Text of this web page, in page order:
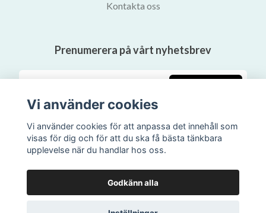
Kontakta oss
Prenumerera på vårt nyhetsbrev
Vi använder cookies
Vi använder cookies för att anpassa det innehåll som
visas för dig och för att du ska få bästa tänkbara
upplevelse när du handlar hos oss.
Godkänn alla